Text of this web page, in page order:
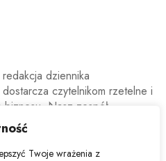
Twoje wrażenia z
dziennika
czytelnikom rzetelne i
biznesu. Nasz zespół
i ekspertów ekonomicznych
wydarzenia rynkowe,
mające wpływ na polską i